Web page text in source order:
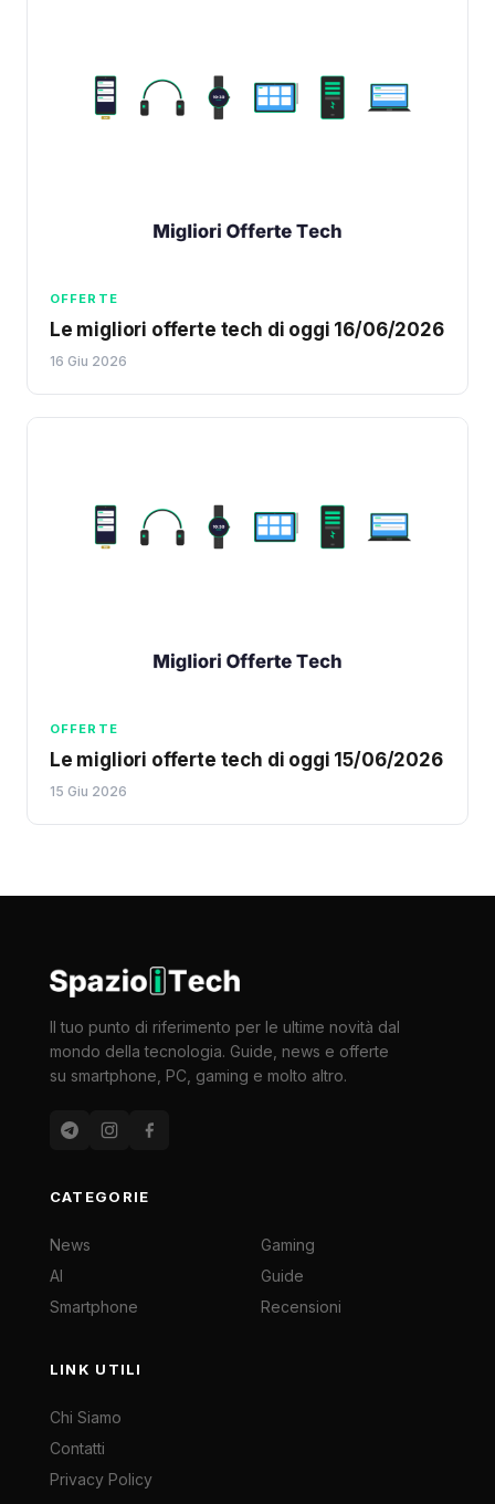
OFFERTE
Le migliori offerte tech di oggi 16/06/2026
16 Giu 2026
OFFERTE
Le migliori offerte tech di oggi 15/06/2026
15 Giu 2026
Il tuo punto di riferimento per le ultime novità dal
mondo della tecnologia. Guide, news e offerte
su smartphone, PC, gaming e molto altro.
CATEGORIE
News
AI
Smartphone
Gaming
Guide
Recensioni
LINK UTILI
Chi Siamo
Contatti
Privacy Policy